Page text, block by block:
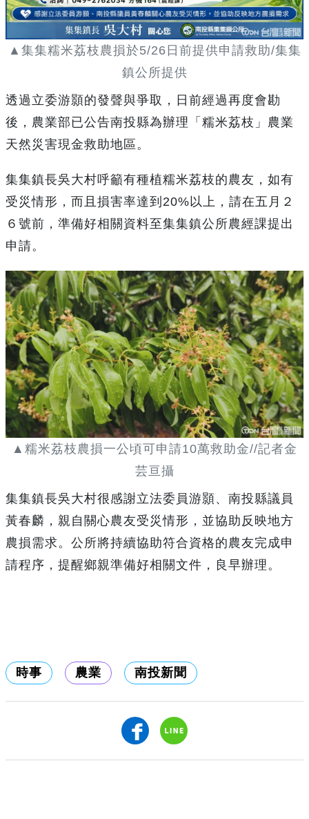
▲集集糯米荔枝農損於5/26日前提供申請救助/集集
鎮公所提供
透過立委游顥的發聲與爭取，日前經過再度會勘
後，農業部已公告南投縣為辦理「糯米荔枝」農業
天然災害現金救助地區。
集集鎮長吳大村呼籲有種植糯米荔枝的農友，如有
受災情形，而且損害率達到20%以上，請在五月２
６號前，準備好相關資料至集集鎮公所農經課提出
申請。
▲糯米荔枝農損一公頃可申請10萬救助金//記者金
芸亘攝
集集鎮長吳大村很感謝立法委員游顥、南投縣議員
黃春麟，親自關心農友受災情形，並協助反映地方
農損需求。公所將持續協助符合資格的農友完成申
請程序，提醒鄉親準備好相關文件，良早辦理。
時事 農業 南投新聞